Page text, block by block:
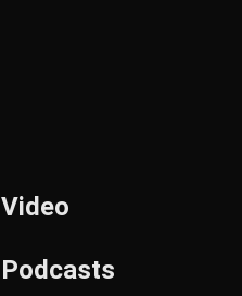
Video
Podcasts